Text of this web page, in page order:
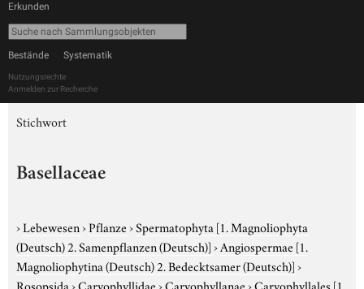
Erkunden
Bestände Systematik
Nutzungsrechte
Anmelden zur Recherche
Stichwort
Basellaceae
›Lebewesen›Pflanze›Spermatophyta [1. Magnoliophyta
(Deutsch) 2. Samenpflanzen (Deutsch)]›Angiospermae [1.
Magnoliophytina (Deutsch) 2. Bedecktsamer (Deutsch)]›
Rosopsida›Caryophyllidae›Caryophyllanae›Caryophyllales [1.